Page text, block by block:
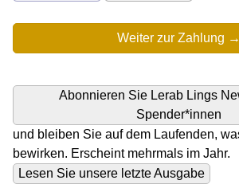
Abonnieren Sie Lerab Lings
Spender*innen
und bleiben Sie auf dem Laufenden,
bewirken. Erscheint mehrmals im Jahr.
Lesen Sie unsere letzte Ausgabe